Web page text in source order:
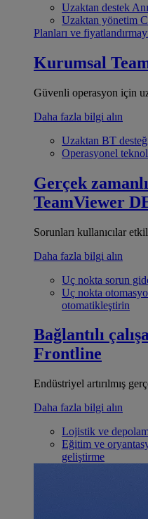
Uzaktan destek
Uzaktan yönetim
Planları ve
Kurumsal
Güvenli operasyon için
Daha fazla bilgi alın
Uzaktan BT
Operasyonel
Gerçek
TeamViewer
Sorunları kullanıcılar
Daha fazla bilgi alın
Uç nokta sorun
Uç nokta
otomatikleştirin
Bağlantılı
Frontline
Endüstriyel artırılmış
Daha fazla bilgi alın
Lojistik ve
Eğitim ve
geliştirme